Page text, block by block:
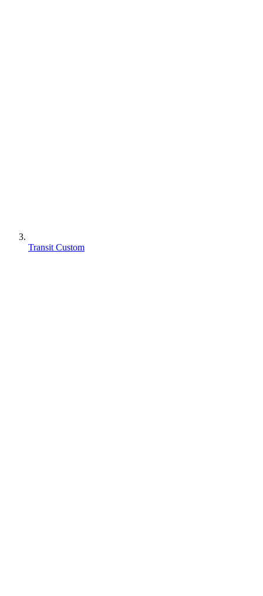
Transit Custom